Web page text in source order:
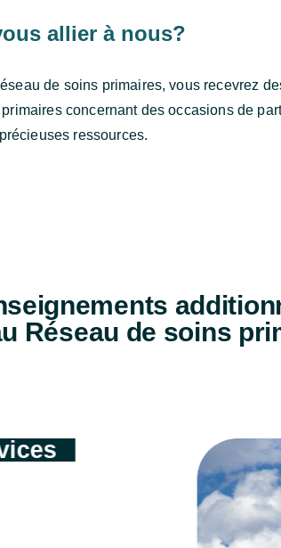
allier à nous?
de soins primaires, vous recevrez
concernant des occasions de
ressources.
Réseau de soins